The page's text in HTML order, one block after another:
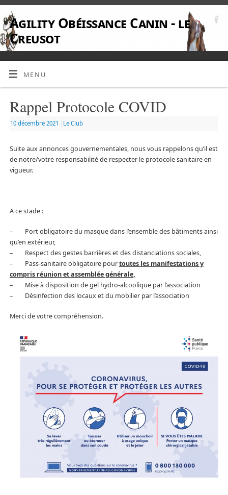
Agility Obéissance Canin - le
Creusot
MENU
Rappel Protocole COVID
10 décembre 2021 Le Club
Suite aux annonces gouvernementales, nous vous rappelons qu’il est
de notre/votre responsabilité de respecter le protocole sanitaire en
vigueur.
A ce stade :
– Port obligatoire du masque dans l’ensemble des bâtiments ainsi
qu’en extérieur,
– Respect des gestes barrières et des distanciations sociales,
– Pass-sanitaire obligatoire pourtoutes les manifestations y
compris réunion et assemblée générale,
– Mise à disposition de gel hydro-alcoolique par l’association
– Désinfection des locaux et du mobilier par l’association
Merci de votre compréhension.